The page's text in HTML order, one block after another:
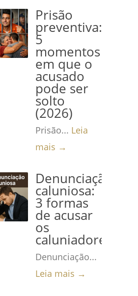
Prisão
preventiva:
5
momentos
em que o
acusado
pode ser
solto
(2026)
Prisão... Leia
mais →
Denunciação
caluniosa:
3 formas
de acusar
os
caluniadores
Denunciação...
Leia mais →